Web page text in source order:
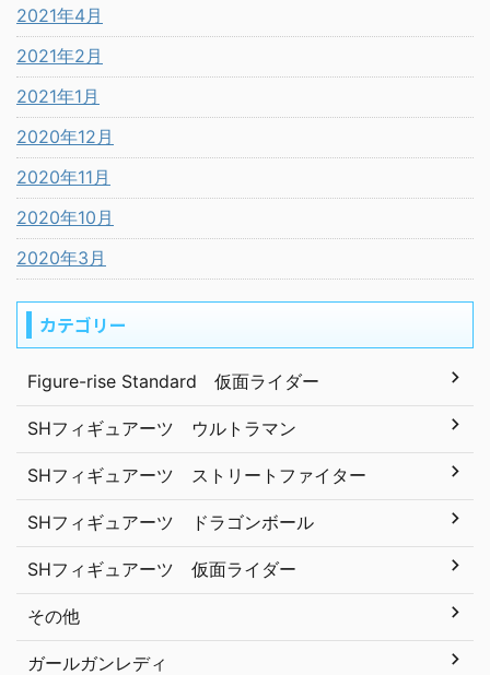
2021年4月
2021年2月
2021年1月
2020年12月
2020年11月
2020年10月
2020年3月
カテゴリー
Figure-rise Standard 仮面ライダー
SHフィギュアーツ ウルトラマン
SHフィギュアーツ ストリートファイター
SHフィギュアーツ ドラゴンボール
SHフィギュアーツ 仮面ライダー
その他
ガールガンレディ